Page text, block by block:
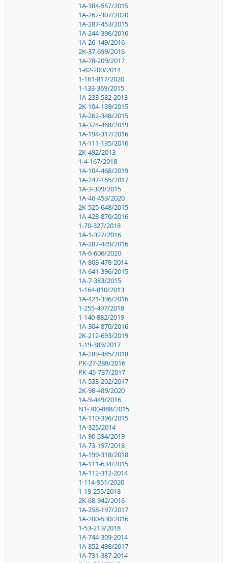
1A-384-557/2015
1A-262-307/2020
1A-287-453/2015
1A-244-396/2016
1A-26-149/2016
2K-37-699/2016
1A-78-209/2017
1-82-200/2014
1-161-817/2020
1-133-369/2015
1A-233-582-2013
2K-104-139/2015
1A-262-348/2015
1A-374-468/2019
1A-194-317/2016
1A-111-135/2016
2K-492/2013
1-4-167/2018
1A-104-468/2019
1A-247-165/2017
1A-3-309/2015
1A-46-453/2020
2K-525-648/2015
1A-423-870/2016
1-70-327/2018
1A-1-327/2016
1A-287-449/2016
1A-6-606/2020
1A-803-478-2014
1A-641-396/2015
1A-7-383/2015
1-164-810/2013
1A-421-396/2016
1-255-497/2018
1-140-882/2019
1A-304-870/2016
2K-212-693/2019
1-19-389/2017
1A-289-485/2018
PK-27-288/2016
PK-45-737/2017
1A-533-202/2017
2K-98-489/2020
1A-9-449/2016
N1-300-888/2015
1A-110-396/2015
1A-325/2014
1A-90-594/2019
1A-73-197/2018
1A-199-318/2018
1A-111-634/2015
1A-112-312-2014
1-114-951/2020
1-19-255/2018
2K-68-942/2016
1A-258-197/2017
1A-200-530/2016
1-53-213/2018
1A-744-309-2014
1A-352-498/2017
1A-731-387-2014